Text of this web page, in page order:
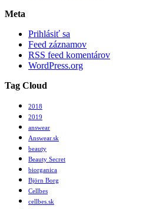
Meta
Prihlásiť sa
Feed záznamov
RSS feed komentárov
WordPress.org
Tag Cloud
2018
2019
answear
Answear.sk
beauty
Beauty Secret
biorganica
Björn Borg
Cellbes
cellbes.sk